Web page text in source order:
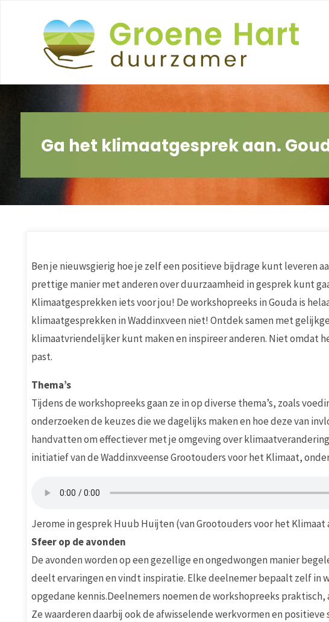
Ga het klimaatgesprek aan.
Ben je nieuwsgierig hoe je zelf een positieve bijdrage kunt leveren
prettige manier met anderen over duurzaamheid in gesprek kunt
Klimaatgesprekken iets voor jou! De workshopreeks in Gouda is
klimaatgesprekken in Waddinxveen niet! Ontdek samen met
klimaatvriendelijker kunt maken en inspireer anderen. Niet omdat
past.
Thema’s
Tijdens de workshopreeks gaan ze in op diverse thema’s, zoals
onderzoeken de keuzes die we dagelijks maken en hoe deze van
handvatten om effectiever met je omgeving over
initiatief van de Waddinxveense Grootouders voor het Klimaat,
Jerome in gesprek Huub Huijten (van Grootouders voor het Klimaat
Sfeer op de avonden
De avonden worden op een gezellige en ongedwongen manier
deelt ervaringen en vindt inspiratie. Elke deelnemer bepaalt zelf in
opgedane kennis.Deelnemers noemen de workshopreeks
Ze waarderen daarbij ook de afwisselende werkvormen en positieve